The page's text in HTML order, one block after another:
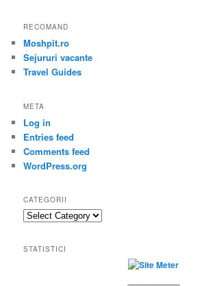
RECOMAND
Moshpit.ro
Sejururi vacante
Travel Guides
META
Log in
Entries feed
Comments feed
WordPress.org
CATEGORII
Categorii
STATISTICI